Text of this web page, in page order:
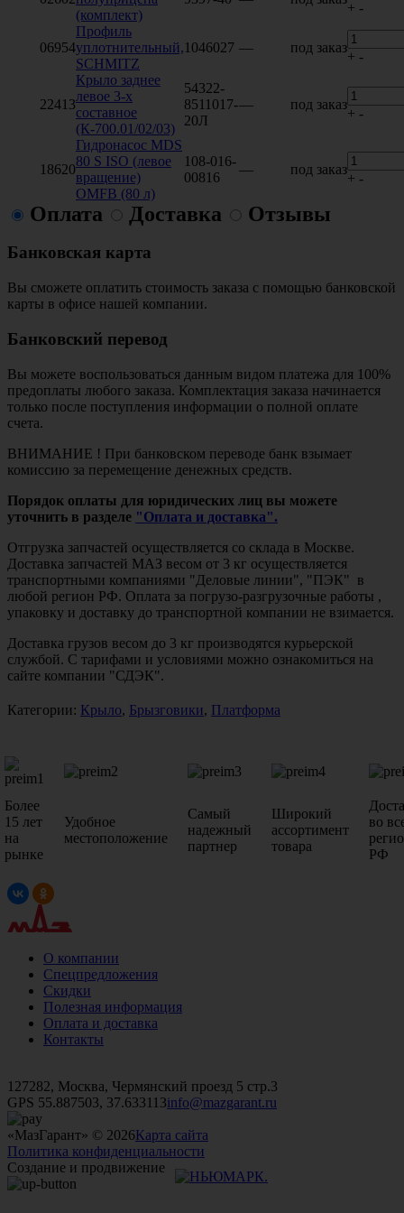
(комплект)
+ -
06954
Профиль
уплотнительный,
SCHMITZ
1046027 — под заказ
+ -
22413
Крыло заднее
левое 3-х
составное
(К-700.01/02/03)
54322-
8511017-
20Л
— под заказ
+ -
18620
Гидронасос MDS
80 S ISO (левое
вращение)
OMFB (80 л)
108-016-
00816
— под заказ
+ -
Оплата Доставка Отзывы
Банковская карта
Вы сможете оплатить стоимость заказа с помощью банковской
карты в офисе нашей компании.
Банковский перевод
Вы можете воспользоваться данным видом платежа для 100%
предоплаты любого заказа. Комплектация заказа начинается
только после поступления информации о полной оплате
счета.
ВНИМАНИЕ ! При банковском переводе банк взымает
комиссию за перемещение денежных средств.
Порядок оплаты для юридических лиц вы можете
уточнить в разделе "Оплата и доставка".
Отгрузка запчастей осуществляется со склада в Москве.
Доставка запчастей МАЗ весом от 3 кг осуществляется
транспортными компаниями "Деловые линии", "ПЭК" в
любой регион РФ. Оплата за погрузо-разгрузочные работы ,
упаковку и доставку до транспортной компании не взимается.
Доставка грузов весом до 3 кг производятся курьерской
службой. С тарифами и условиями можно ознакомиться на
сайте компании "СДЭК".
Категории: Крыло, Брызговики, Платформа
Более
15 лет
на
рынке
Удобное
местоположение
Самый
надежный
партнер
Широкий
ассортимент
товара
во
РФ
О компании
Спецпредложения
Скидки
Полезная информация
Оплата и доставка
Контакты
127282, Москва, Чермянский проезд 5 стр.3
GPS 55.887503, 37.633113info@mazgarant.ru
«МазГарант» © 2026Карта сайта
Политика конфиденциальности
Создание и продвижение